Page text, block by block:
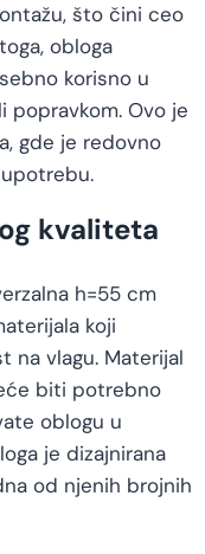
što čini ceo
obloga
korisno u
popravkom. Ovo je
gde je redovno
kvaliteta
h=55 cm
koji
na vlagu. Materijal
biti potrebno
oblogu u
je dizajnirana
od njenih brojnih